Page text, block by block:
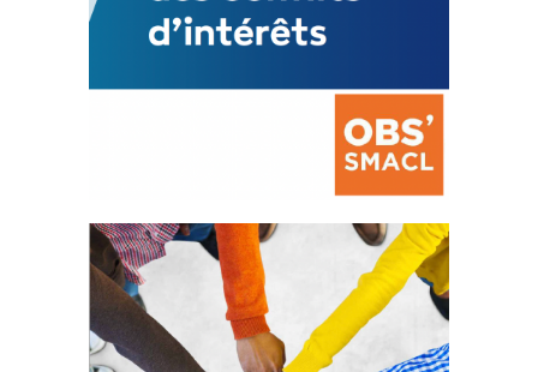
La prévention des conflits
d’intérêts
18 septembre 2023
FEUILLETER